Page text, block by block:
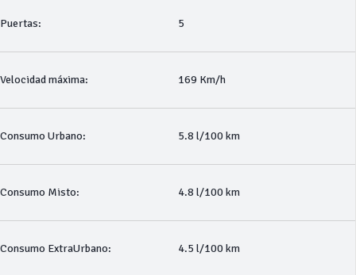
Puertas: 5
Velocidad máxima: 169 Km/h
Consumo Urbano: 5.8 l/100 km
Consumo Misto: 4.8 l/100 km
Consumo ExtraUrbano: 4.5 l/100 km